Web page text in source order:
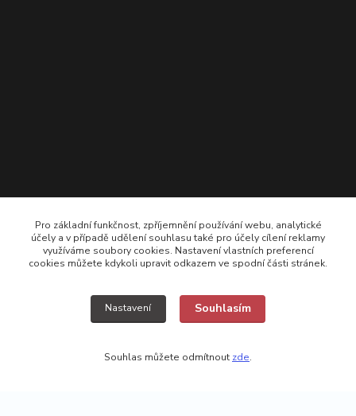
vyroba@kamikazecarp.cz
Pro základní funkčnost, zpříjemnění používání webu, analytické
účely a v případě udělení souhlasu také pro účely cílení reklamy
využíváme soubory cookies. Nastavení vlastních preferencí
cookies můžete kdykoli upravit odkazem ve spodní části stránek.
Nastavení Souhlasím
Souhlas můžete odmítnout zde.